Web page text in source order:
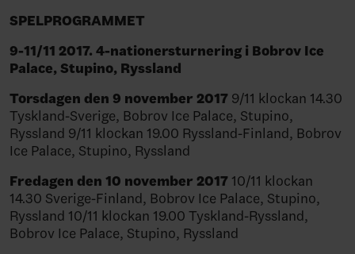
SPELPROGRAMMET
9-11/11 2017. 4-nationersturnering i Bobrov Ice
Palace, Stupino, Ryssland
Torsdagen den 9 november 2017 9/11 klockan 14.30
Tyskland-Sverige, Bobrov Ice Palace, Stupino,
Ryssland 9/11 klockan 19.00 Ryssland-Finland, Bobrov
Ice Palace, Stupino, Ryssland
Fredagen den 10 november 2017 10/11 klockan
14.30 Sverige-Finland, Bobrov Ice Palace, Stupino,
Ryssland 10/11 klockan 19.00 Tyskland-Ryssland,
Bobrov Ice Palace, Stupino, Ryssland